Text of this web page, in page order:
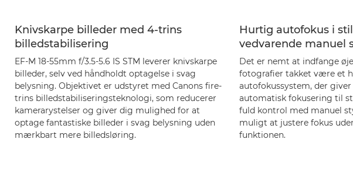
Knivskarpe billeder med 4-trins
billedstabilisering
EF-M 18-55mm f/3.5-5.6 IS STM leverer knivskarpe
billeder, selv ved håndholdt optagelse i svag
belysning. Objektivet er udstyret med Canons fire-
trins billedstabiliseringsteknologi, som reducerer
kamerarystelser og giver dig mulighed for at
optage fantastiske billeder i svag belysning uden
mærkbart mere billedsløring.
Hurtig autofokus i
vedvarende manuel
Det er nemt at indfange
fotografier takket være et
autofokussystem, der
automatisk fokusering til
fuld kontrol med manuel
muligt at justere fokus
funktionen.